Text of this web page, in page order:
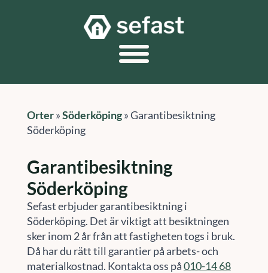
Orter»Söderköping»Garantibesiktning
Söderköping
Garantibesiktning
Söderköping
Sefast erbjuder garantibesiktning i
Söderköping. Det är viktigt att besiktningen
sker inom 2 år från att fastigheten togs i bruk.
Då har du rätt till garantier på arbets- och
materialkostnad. Kontakta oss på010-14 68